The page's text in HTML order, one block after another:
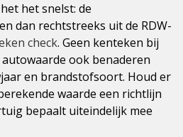
het snelst: de
dan rechtstreeks uit de RDW-
check. Geen kenteken bij
ook benaderen
en brandstofsoort. Houd er
waarde een richtlijn
bepaalt uiteindelijk mee